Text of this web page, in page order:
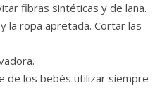
fibras sintéticas y de lana.
la ropa apretada. Cortar las
de los bebés utilizar siempre